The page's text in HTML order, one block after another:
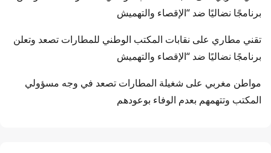
برنامجًا نضاليًا ضد “الإقصاء والتهميش
تقني مطاري على نقابات المكتب الوطني للمطارات تصعد وتعلن
برنامجًا نضاليًا ضد “الإقصاء والتهميش
مواطن مغربي على شغيلة المطارات تصعد في وجه مسؤولي
المكتب وتتهمهم بعدم الوفاء بوعودهم